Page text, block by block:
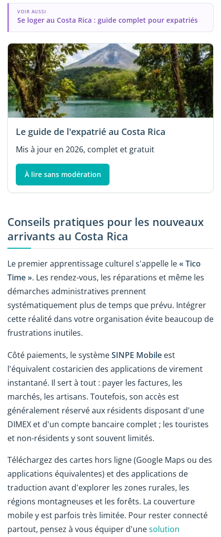
VOIR AUSSI
Se loger au Costa Rica : guide complet pour expatriés
Le guide de l'expatrié au Costa Rica
Mis à jour en 2026, complet et gratuit
À lire sans modération
Conseils pratiques pour les nouveaux
arrivants au Costa Rica
Le premier apprentissage culturel s'appelle le« Tico
Time ». Les rendez-vous, les réparations et même les
démarches administratives prennent
systématiquement plus de temps que prévu. Intégrer
cette réalité dans votre organisation évite beaucoup de
frustrations inutiles.
Côté paiements, le systèmeSINPE Mobile est
l'équivalent costaricien des applications de virement
instantané. Il sert à tout : payer les factures, les
marchés, les artisans. Toutefois, son accès est
généralement réservé aux résidents disposant d'une
DIMEX et d'un compte bancaire complet ; les touristes
et non-résidents y sont souvent limités.
Téléchargez des cartes hors ligne (Google Maps ou des
applications équivalentes) et des applications de
traduction avant d'explorer les zones rurales, les
régions montagneuses et les forêts. La couverture
mobile y est parfois très limitée. Pour rester connecté
partout, pensez à vous équiper d'unesolution